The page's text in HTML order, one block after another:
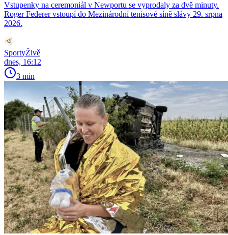
Vstupenky na ceremoniál v Newportu se vyprodaly za dvě minuty.
Roger Federer vstoupí do Mezinárodní tenisové síně slávy 29. srpna
2026.
SportyŽivě
dnes, 16:12
3 min